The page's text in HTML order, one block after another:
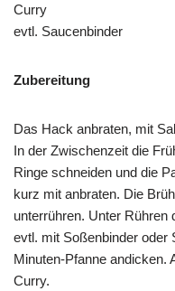
Curry
evtl. Saucenbinder
Zubereitung
Das Hack anbraten, mit
In der Zwischenzeit die
Ringe schneiden und die
kurz mit anbraten. Die
unterrühren. Unter Rühren
evtl. mit Soßenbinder oder
Minuten-Pfanne andicken.
Curry.